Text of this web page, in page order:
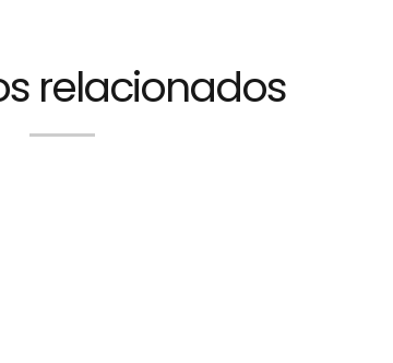
relacionados